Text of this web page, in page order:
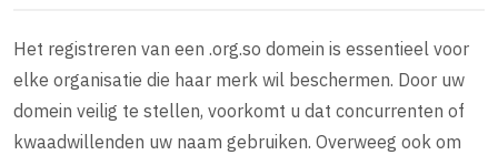
Het registreren van een .org.so domein is essentieel voor
elke organisatie die haar merk wil beschermen. Door uw
domein veilig te stellen, voorkomt u dat concurrenten of
kwaadwillenden uw naam gebruiken. Overweeg ook om